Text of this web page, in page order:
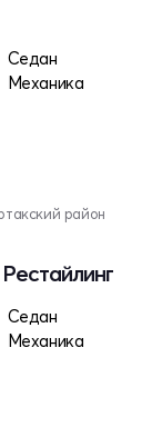
Седан
Механика
район
Седан
Механика